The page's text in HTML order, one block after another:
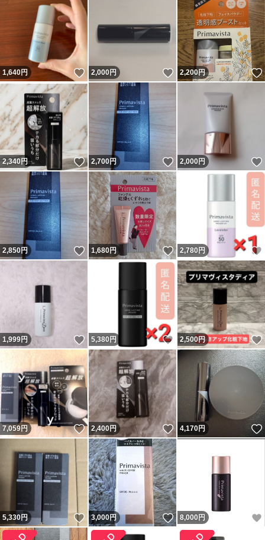
1,640円 いいね！
2,000円 いいね！
2,200円
2,340円 いいね！
2,700円 いいね！
2,000円
2,850円 いいね！
1,680円 いいね！
2,780 円
1,999円 いいね！
5,380 円 いいね！
2,500円
7,059円 いいね！
2,400円 いいね！
4,170円
5,330円 いいね！
3,000円 いいね！
8,000 円